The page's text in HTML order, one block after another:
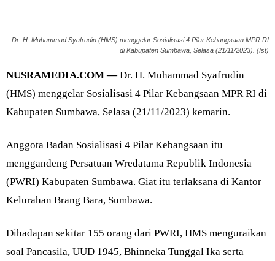
Dr. H. Muhammad Syafrudin (HMS) menggelar Sosialisasi 4 Pilar Kebangsaan MPR RI
di Kabupaten Sumbawa, Selasa (21/11/2023). (Ist)
NUSRAMEDIA.COM —Dr. H. Muhammad Syafrudin
(HMS) menggelar Sosialisasi 4 Pilar Kebangsaan MPR RI di
Kabupaten Sumbawa, Selasa (21/11/2023) kemarin.
Anggota Badan Sosialisasi 4 Pilar Kebangsaan itu
menggandeng Persatuan Wredatama Republik Indonesia
(PWRI) Kabupaten Sumbawa. Giat itu terlaksana di Kantor
Kelurahan Brang Bara, Sumbawa.
Dihadapan sekitar 155 orang dari PWRI, HMS menguraikan
soal Pancasila, UUD 1945, Bhinneka Tunggal Ika serta